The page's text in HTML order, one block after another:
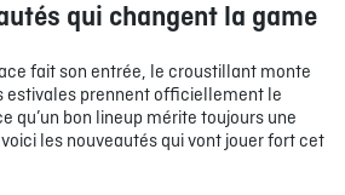
qui changent la game
fait son entrée, le croustillant monte
estivales prennent officiellement le
qu’un bon lineup mérite toujours une
les nouveautés qui vont jouer fort cet